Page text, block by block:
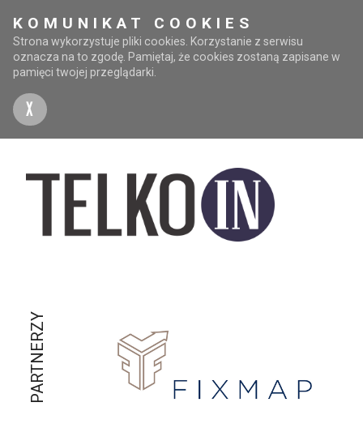
KOMUNIKAT COOKIES
Strona wykorzystuje pliki cookies. Korzystanie z serwisu
oznacza na to zgodę. Pamiętaj, że cookies zostaną zapisane w
pamięci twojej przeglądarki.
X
PARTNERZY